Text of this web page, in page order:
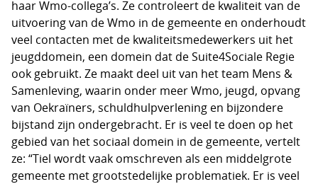
haar Wmo-collega’s. Ze controleert de kwaliteit van de
uitvoering van de Wmo in de gemeente en onderhoudt
veel contacten met de kwaliteitsmedewerkers uit het
jeugddomein, een domein dat de Suite4Sociale Regie
ook gebruikt. Ze maakt deel uit van het team Mens &
Samenleving, waarin onder meer Wmo, jeugd, opvang
van Oekraïners, schuldhulpverlening en bijzondere
bijstand zijn ondergebracht. Er is veel te doen op het
gebied van het sociaal domein in de gemeente, vertelt
ze: “Tiel wordt vaak omschreven als een middelgrote
gemeente met grootstedelijke problematiek. Er is veel